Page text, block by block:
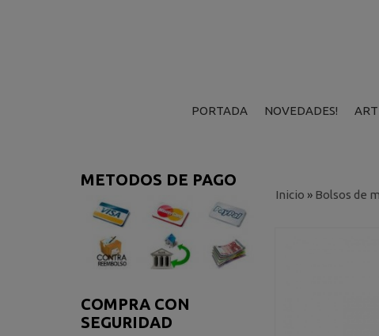
PORTADA NOVEDADES!
METODOS DE PAGO
COMPRA CON
SEGURIDAD
Inicio » Bolsos de